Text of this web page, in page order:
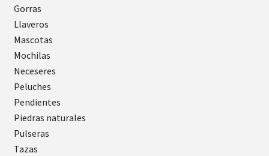
Gorras
Llaveros
Mascotas
Mochilas
Neceseres
Peluches
Pendientes
Piedras naturales
Pulseras
Tazas